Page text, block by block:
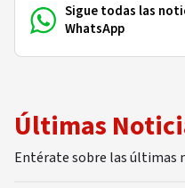
Sigue todas las
WhatsApp